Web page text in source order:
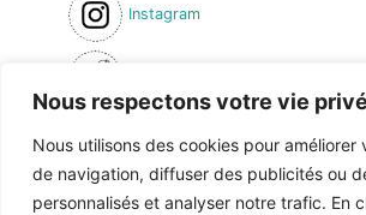
Nous respectons votre vie
Nous utilisons des cookies pour améliorer
de navigation, diffuser des publicités ou
personnalisés et analyser notre trafic. En
Instagram
Formulaire de contact
Condition générales de ventes